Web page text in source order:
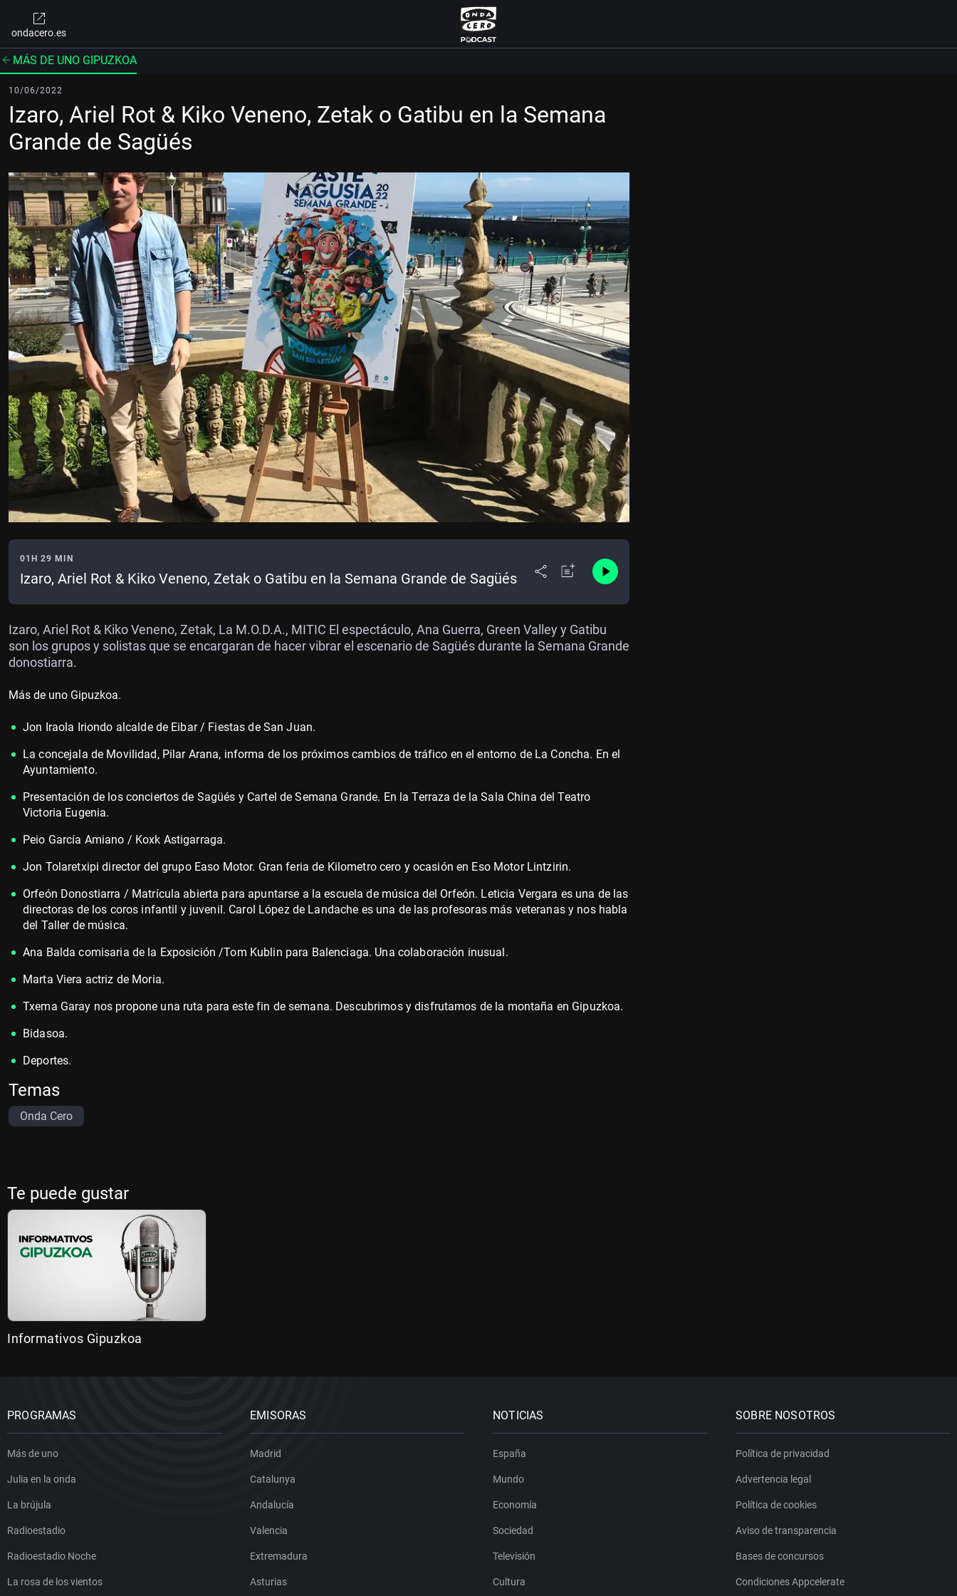
ondacero.es
MÁS DE UNO GIPUZKOA
10/06/2022
Izaro, Ariel Rot & Kiko Veneno, Zetak o Gatibu en la Semana
Grande de Sagüés
01H 29 MIN
Izaro, Ariel Rot & Kiko Veneno, Zetak o Gatibu en la Semana Grande de Sagüés
Izaro, Ariel Rot & Kiko Veneno, Zetak, La M.O.D.A., MITIC El espectáculo, Ana Guerra, Green Valley y Gatibu
son los grupos y solistas que se encargaran de hacer vibrar el escenario de Sagüés durante la Semana Grande
donostiarra.
Más de uno Gipuzkoa.
Jon Iraola Iriondo alcalde de Eibar / Fiestas de San Juan.
La concejala de Movilidad, Pilar Arana, informa de los próximos cambios de tráfico en el entorno de La Concha. En el
Ayuntamiento.
Presentación de los conciertos de Sagüés y Cartel de Semana Grande. En la Terraza de la Sala China del Teatro
Victoria Eugenia.
Peio García Amiano / Koxk Astigarraga.
Jon Tolaretxipi director del grupo Easo Motor. Gran feria de Kilometro cero y ocasión en Eso Motor Lintzirin.
Orfeón Donostiarra / Matrícula abierta para apuntarse a la escuela de música del Orfeón. Leticia Vergara es una de las
directoras de los coros infantil y juvenil. Carol López de Landache es una de las profesoras más veteranas y nos habla
del Taller de música.
Ana Balda comisaria de la Exposición /Tom Kublin para Balenciaga. Una colaboración inusual.
Marta Viera actriz de Moria.
Txema Garay nos propone una ruta para este fin de semana. Descubrimos y disfrutamos de la montaña en Gipuzkoa.
Bidasoa.
Deportes.
Temas
Onda Cero
Te puede gustar
Informativos Gipuzkoa
PROGRAMAS
Más de uno
Julia en la onda
La brújula
Radioestadio
Radioestadio Noche
La rosa de los vientos
EMISORAS
Madrid
Catalunya
Andalucía
Valencia
Extremadura
Asturias
NOTICIAS
España
Mundo
Economía
Sociedad
Televisión
Cultura
SOBRE NOSOTROS
Política de privacidad
Advertencia legal
Política de cookies
Aviso de transparencia
Bases de concursos
Condiciones Appcelerate